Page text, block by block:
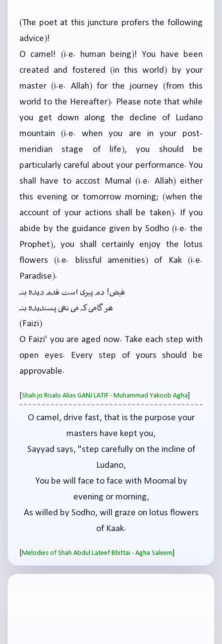
(The poet at this juncture profers the following
advice)!
O camel! (i.e. human being)! You have been
created and fostered (in this world) by your
master (i.e. Allah) for the journey (from this
world to the Hereafter). Please note that while
you get down along the decline of Ludano
mountain (i.e. when you are in your post-
meridian stage of life), you should be
particularly careful about your performance. You
shall have to accost Mumal (i.e. Allah) either
this evening or tomorrow morning; (when the
account of your actions shall be taken). If you
abide by the guidance given by Sodho (i.e. the
Prophet), you shall certainly enjoy the lotus
flowers (i.e. blissful amenities) of Kak (i.e.
Paradise).
فیض! دم پیری است قدم دیدہ بنہ
ہر گامی کہ می نہی پسندیدہ بنہ
(Faizi)
O Faizi' you are aged now. Take each step with
open eyes. Every step of yours should be
approvable.
[Shah jo Risalo Alias GANJ LATIF - Muhammad Yakoob Agha
O camel, drive fast, that is the purpose your
masters have kept you,
Sayyad says, "step carefully on the incline of
Ludano,
You be will face to face with Moomal by
evening or morning,
As willed by Sodho, will graze on lotus flowers
of Kaak.
[Melodies of Shah Abdul Lateef Bhittai - Agha Saleem